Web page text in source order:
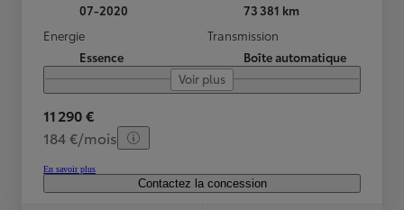
07-2020
73 381 km
Energie
Essence
Transmission
Boîte automatique
Voir plus
11 290 €
184 €/mois
En savoir plus
Contactez la concession